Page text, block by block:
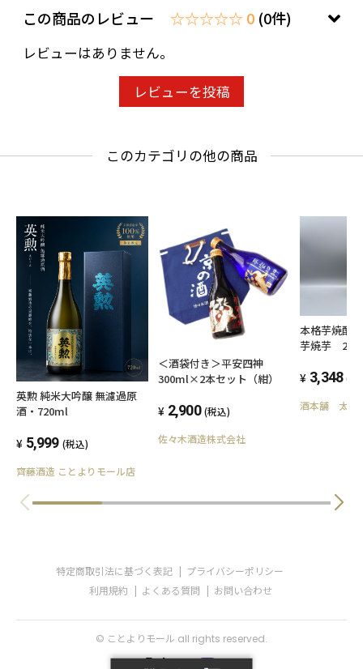
ことよりモール会員で生年月日登録済みの方
この商品のレビュー ☆☆☆☆☆ 0 (0件)
レビューはありません。
レビューを投稿
このカテゴリの他の商品
英勲 純米大吟醸 無濾過原
酒・720ml
5,999 (税込)
齊藤酒造 ことよりモール店
＜酒袋付き＞平安四神
300ml×2本セット（紺）
2,900 (税込)
佐々木酒造株式会社
本格芋焼
芋焼芋 25
3,348 (税
酒本舗 太右
特定商取引法に基づく表記
プライバシーポリシー
利用規約
よくある質問 お問い合わせ
© ことよりモール all rights reserved.